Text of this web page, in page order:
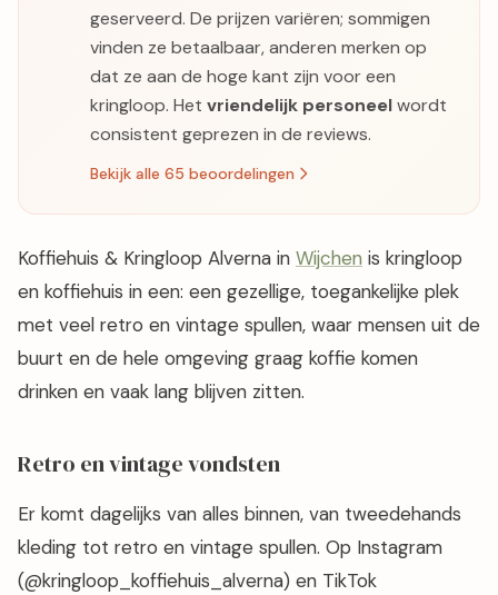
geserveerd. De prijzen variëren; sommigen
vinden ze betaalbaar, anderen merken op
dat ze aan de hoge kant zijn voor een
kringloop. Het vriendelijk personeelwordt
consistent geprezen in de reviews.
Bekijk alle 65 beoordelingen
Koffiehuis & Kringloop Alverna in Wijchen is kringloop
en koffiehuis in een: een gezellige, toegankelijke plek
met veel retro en vintage spullen, waar mensen uit de
buurt en de hele omgeving graag koffie komen
drinken en vaak lang blijven zitten.
Retro en vintage vondsten
Er komt dagelijks van alles binnen, van tweedehands
kleding tot retro en vintage spullen. Op Instagram
(@kringloop_koffiehuis_alverna) en TikTok